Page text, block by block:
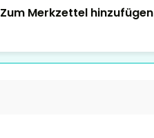
Zum Merkzettel hinzufügen